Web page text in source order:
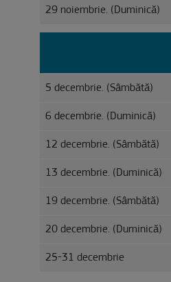
29 noiembrie. (Duminică)
5 decembrie. (Sâmbătă)
6 decembrie. (Duminică)
12 decembrie. (Sâmbătă)
13 decembrie. (Duminică)
19 decembrie. (Sâmbătă)
20 decembrie. (Duminică)
25-31 decembrie